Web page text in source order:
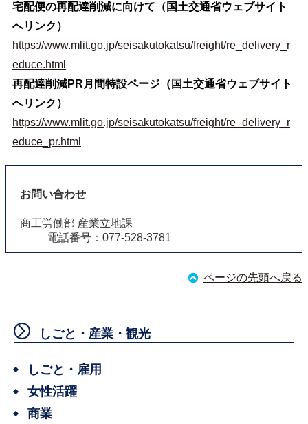
宅配便の再配達削減に向けて（国土交通省ウェブサイト
へリンク）
https://www.mlit.go.jp/seisakutokatsu/freight/re_delivery_r
educe.html
再配達削減PR月間特設ページ（国土交通省ウェブサイト
へリンク）
https://www.mlit.go.jp/seisakutokatsu/freight/re_delivery_r
educe_pr.html
お問い合わせ
商工労働部 産業立地課
電話番号：077-528-3781
ページの先頭へ戻る
しごと・産業・観光
しごと・雇用
女性活躍
商業